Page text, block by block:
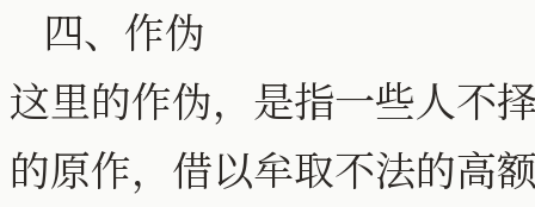
四、作伪
这里的作伪，是指一些人不
的原作，借以牟取不法的高